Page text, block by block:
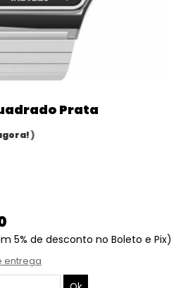
Prata
)
5% de desconto no Boleto e Pix)
entrega